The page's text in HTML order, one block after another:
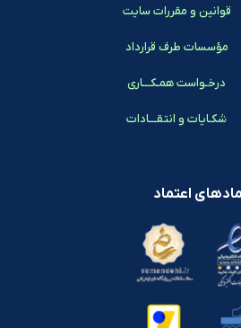
قوانین و مقررات سایت
مؤسسات طرف قرارداد
درخـواست همـکـــاری
شکـایات و انتقـــادات
اعتماد